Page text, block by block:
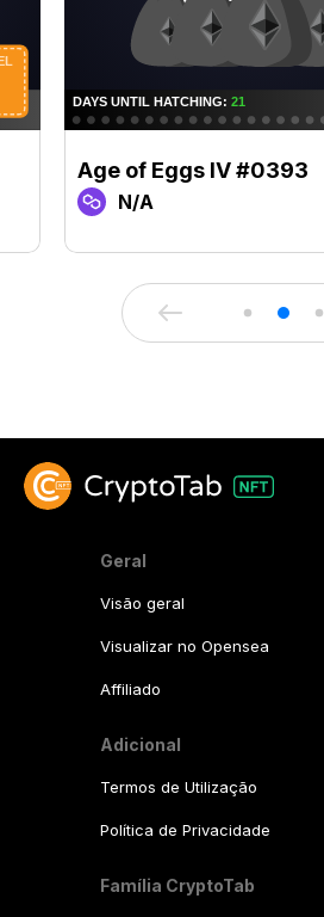
Age of Eggs IV #0393
N/A
Geral
Visão geral
Visualizar no Opensea
Affiliado
Adicional
Termos de Utilização
Política de Privacidade
Família CryptoTab